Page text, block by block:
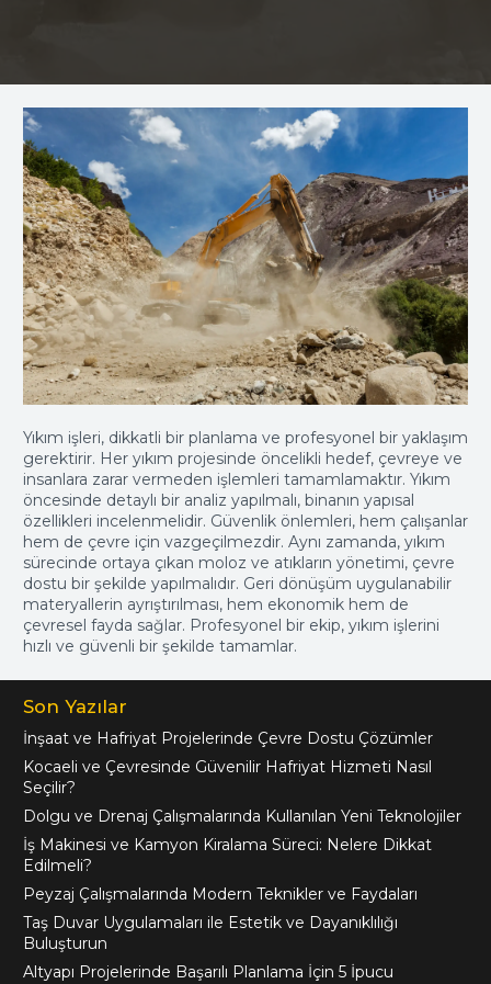
Yıkım işleri, dikkatli bir planlama ve profesyonel bir yaklaşım
gerektirir. Her yıkım projesinde öncelikli hedef, çevreye ve
insanlara zarar vermeden işlemleri tamamlamaktır. Yıkım
öncesinde detaylı bir analiz yapılmalı, binanın yapısal
özellikleri incelenmelidir. Güvenlik önlemleri, hem çalışanlar
hem de çevre için vazgeçilmezdir. Aynı zamanda, yıkım
sürecinde ortaya çıkan moloz ve atıkların yönetimi, çevre
dostu bir şekilde yapılmalıdır. Geri dönüşüm uygulanabilir
materyallerin ayrıştırılması, hem ekonomik hem de
çevresel fayda sağlar. Profesyonel bir ekip, yıkım işlerini
hızlı ve güvenli bir şekilde tamamlar.
Son Yazılar
İnşaat ve Hafriyat Projelerinde Çevre Dostu Çözümler
Kocaeli ve Çevresinde Güvenilir Hafriyat Hizmeti Nasıl
Seçilir?
Dolgu ve Drenaj Çalışmalarında Kullanılan Yeni Teknolojiler
İş Makinesi ve Kamyon Kiralama Süreci: Nelere Dikkat
Edilmeli?
Peyzaj Çalışmalarında Modern Teknikler ve Faydaları
Taş Duvar Uygulamaları ile Estetik ve Dayanıklılığı
Buluşturun
Altyapı Projelerinde Başarılı Planlama İçin 5 İpucu